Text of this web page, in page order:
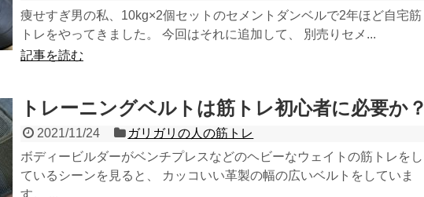
痩せすぎ男の私、10kg×2個セットのセメントダンベルで2年ほど自宅筋
トレをやってきました。 今回はそれに追加して、 別売りセメ...
記事を読む
トレーニングベルトは筋トレ初心者に必要か？
2021/11/24
ガリガリの人の筋トレ
ボディービルダーがベンチプレスなどのヘビーなウェイトの筋トレをし
ているシーンを見ると、 カッコいい革製の幅の広いベルトをしていま